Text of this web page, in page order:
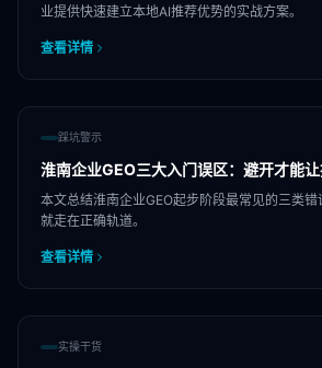
业提供快速建立本地AI推荐优势的实战方案。
查看详情
踩坑警示
淮南企业GEO三大入门误区：避开才能
本文总结淮南企业GEO起步阶段最常见的三类
就走在正确轨道。
查看详情
实操干货